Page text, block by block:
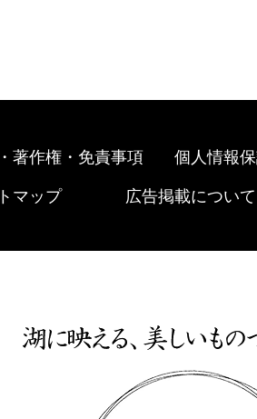
著作権・免責事項 個人情報
マップ 広告掲載について